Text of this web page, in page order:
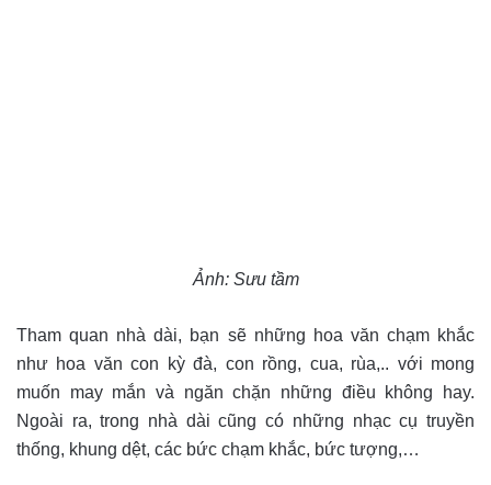
Ảnh: Sưu tầm
Tham quan nhà dài, bạn sẽ những hoa văn chạm khắc
như hoa văn con kỳ đà, con rồng, cua, rùa,.. với mong
muốn may mắn và ngăn chặn những điều không hay.
Ngoài ra, trong nhà dài cũng có những nhạc cụ truyền
thống, khung dệt, các bức chạm khắc, bức tượng,…